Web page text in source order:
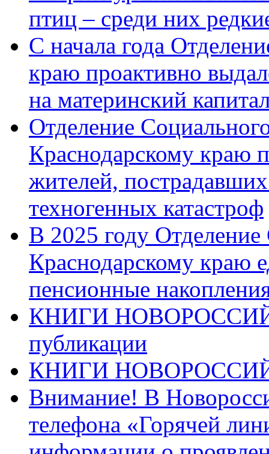
птиц – среди них
С начала года
краю проактивно
на материнский
Отделение
Краснодарскому краю
жителей,
техногенных катастроф
В 2025 году
Краснодарскому краю
пенсионные
КНИГИ
публикации
КНИГИ
Внимание! В
телефона «Горячей